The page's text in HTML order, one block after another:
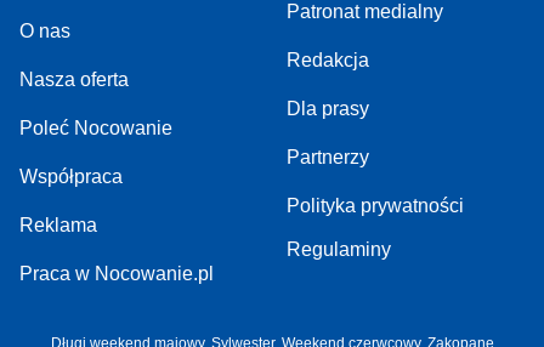
O nas
Nasza oferta
Poleć Nocowanie
Współpraca
Reklama
Praca w Nocowanie.pl
Patronat medialny
Redakcja
Dla prasy
Partnerzy
Polityka prywatności
Regulaminy